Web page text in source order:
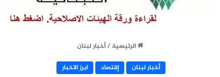
الرئيسية / أخبار لبنان
أخبار لبنان
إقتصاد ابرز الاخبار